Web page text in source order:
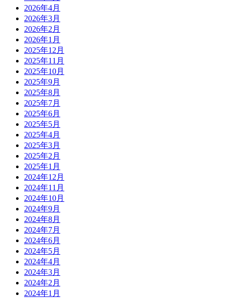
2026年4月
2026年3月
2026年2月
2026年1月
2025年12月
2025年11月
2025年10月
2025年9月
2025年8月
2025年7月
2025年6月
2025年5月
2025年4月
2025年3月
2025年2月
2025年1月
2024年12月
2024年11月
2024年10月
2024年9月
2024年8月
2024年7月
2024年6月
2024年5月
2024年4月
2024年3月
2024年2月
2024年1月